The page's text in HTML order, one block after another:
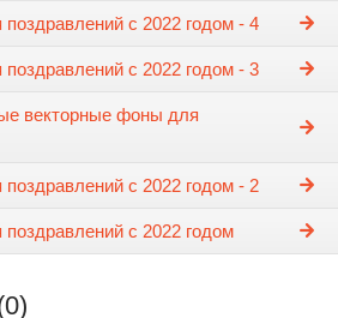
с 2022 годом - 4
с 2022 годом - 3
векторные фоны для
с 2022 годом - 2
с 2022 годом